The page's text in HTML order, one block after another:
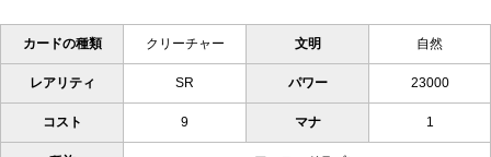
カードの種類 クリーチャー 文明 自然
レアリティ SR パワー 23000
コスト 9 マナ 1